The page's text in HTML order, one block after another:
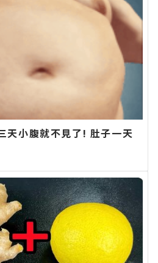
天小腹就不見了! 肚子一天